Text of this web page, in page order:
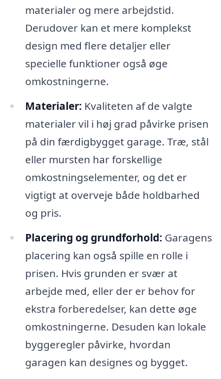
materialer og mere arbejdstid.
Derudover kan et mere komplekst
design med flere detaljer eller
specielle funktioner også øge
omkostningerne.
Materialer: Kvaliteten af de valgte
materialer vil i høj grad påvirke prisen
på din færdigbygget garage. Træ, stål
eller mursten har forskellige
omkostningselementer, og det er
vigtigt at overveje både holdbarhed
og pris.
Placering og grundforhold: Garagens
placering kan også spille en rolle i
prisen. Hvis grunden er svær at
arbejde med, eller der er behov for
ekstra forberedelser, kan dette øge
omkostningerne. Desuden kan lokale
byggeregler påvirke, hvordan
garagen kan designes og bygget.